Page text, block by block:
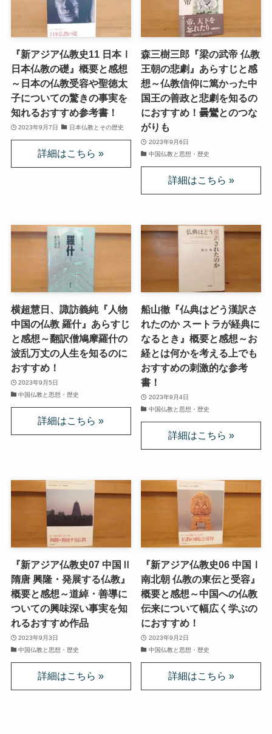
ニーチェとドストエフスキー
愛すべき遍歴の騎士ドン・キホーテ
フランス文学と歴史・文化
『レ・ミゼラブル』をもっと楽しむために
ブログ筆者イチオシの作家エミール・ゾラ
イギリス・ドイツ文学と歴史・文化
名作の宝庫・シェイクスピア
蜷川幸雄と現代演劇
イギリスの文豪ディケンズ
ドイツの大詩人ゲーテを味わう
哲学者ショーペンハウアーに学ぶ
カフカの街プラハとチェコ文学
ローマ帝国の興亡とバチカン、ローマカトリック
イタリアルネサンスと知の革命
光の画家フェルメールと科学革命
奇跡の音楽家メンデルスゾーンの驚異の人生
クラシック・西洋美術から見るヨーロッパ
夢の国ディズニーランド研究
その他おすすめ本
世界一周記
タンザニア・トルコ編
『新アジア仏教史11 日本Ⅰ
日本仏教の礎』概要と感想
～日本の仏教受容や聖徳太
子についての驚きの事実を
知れるおすすめ参考書！
2023年9月7日 日本仏教とその歴史
森三樹三郎『梁の武帝 仏教
王朝の悲劇』あらすじと感
想～仏教信仰に篤かった中
国王の善政と悲劇を知るの
におすすめ！曇鸞とのつな
がりも
2023年9月6日
中国仏教と思想・歴史
横超慧日、諏訪義純『人物
中国の仏教 羅什』あらすじ
と感想～翻訳僧鳩摩羅什の
波乱万丈の人生を知るのに
おすすめ！
2023年9月5日
中国仏教と思想・歴史
船山徹『仏典はどう漢訳さ
れたのか スートラが経典に
なるとき』概要と感想～お
経とは何かを考える上でも
おすすめの刺激的な参考
書！
2023年9月4日
中国仏教と思想・歴史
『新アジア仏教史07 中国Ⅱ
隋唐 興隆・発展する仏教』
概要と感想～道綽・善導に
ついての興味深い事実を知
れるおすすめ作品
2023年9月3日
中国仏教と思想・歴史
『新アジア仏教史06 中国Ⅰ
南北朝 仏教の東伝と受容』
概要と感想～中国への仏教
伝来について幅広く学ぶの
におすすめ！
2023年9月2日
中国仏教と思想・歴史